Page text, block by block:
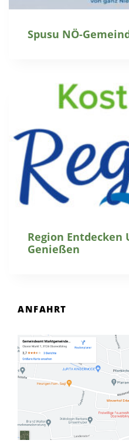
Spusu NÖ-
Region Entdecken
Genießen
ANFAHRT